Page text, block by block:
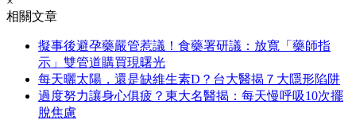
相關文章
擬事後避孕藥嚴管惹議！食藥署研議：放寬「藥師指
示」雙管道購買現曙光
每天曬太陽，還是缺維生素D？台大醫揭７大隱形陷阱
過度努力讓身心俱疲？東大名醫揭：每天慢呼吸10次擺
脫焦慮